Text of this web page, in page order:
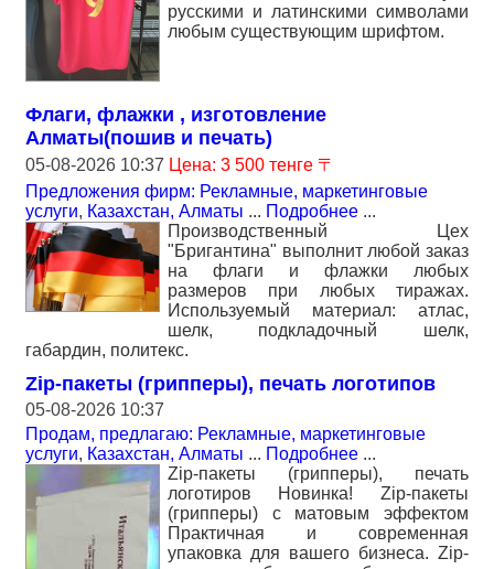
русскими и латинскими символами
любым существующим шрифтом.
Флаги, флажки , изготовление
Алматы(пошив и печать)
05-08-2026 10:37 Цена: 3 500 тенге 〒
Предложения фирм: Рекламные, маркетинговые
услуги, Казахстан, Алматы ... Подробнее ...
Производственный Цех
"Бригантина" выполнит любой заказ
на флаги и флажки любых
размеров при любых тиражах.
Используемый материал: атлас,
шелк, подкладочный шелк,
габардин, политекс.
Zip-пакеты (грипперы), печать логотипов
05-08-2026 10:37
Продам, предлагаю: Рекламные, маркетинговые
услуги, Казахстан, Алматы ... Подробнее ...
Zip-пакеты (грипперы), печать
логотиров Новинка! Zip-пакеты
(грипперы) с матовым эффектом
Практичная и современная
упаковка для вашего бизнеса. Zip-